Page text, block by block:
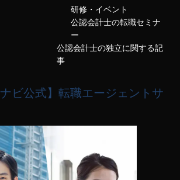
研修・イベント
公認会計士の転職セミナ
ー
公認会計士の独立に関する記
事
ナビ公式】転職エージェントサ